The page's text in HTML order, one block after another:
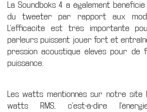
La Soundboks 4 a également
du tweeter par rapport aux
L'efficacité est très importante
parleurs puissent jouer fort et
pression acoustique élevés pour de
puissance.
Les watts mentionnés sur notre site
watts RMS, c'est-à-dire